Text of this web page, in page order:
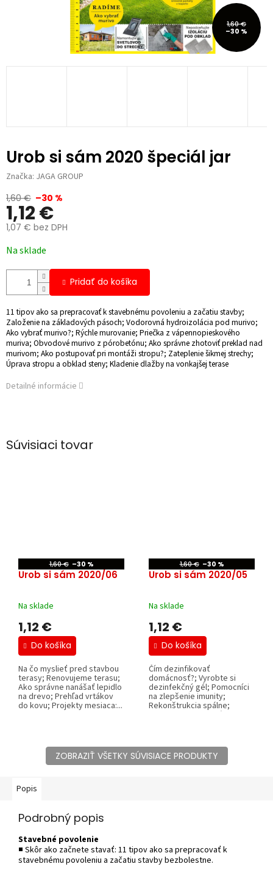
1,60 €
–30 %
Urob si sám 2020 špeciál jar
Značka: JAGA GROUP
1,60 € –30 %
1,12 €
1,07 € bez DPH
cena:
Na sklade
Pridať do košíka
11 tipov ako sa prepracovať k stavebnému povoleniu a začatiu stavby;
Založenie na základových pásoch; Vodorovná hydroizolácia pod murivo;
Ako vybrať murivo?; Rýchle murovanie; Priečka z vápennopieskového
muriva; Obvodové murivo z pórobetónu; Ako správne zhotoviť preklad nad
murivom; Ako postupovať pri montáži stropu?; Zateplenie šikmej strechy;
Úprava stropu a obklad steny; Kladenie dlažby na vonkajšej terase
Detailné informácie
Súvisiaci tovar
1,60 € –30 %
Urob si sám 2020/06
Na sklade
1,12 €
Do košíka
Na čo myslieť pred stavbou
terasy; Renovujeme terasu;
Ako správne nanášať lepidlo
na drevo; Prehľad vrtákov
do kovu; Projekty mesiaca:...
1,60 € –30 %
Urob si sám 2020/05
Na sklade
1,12 €
Do košíka
Čím dezinfikovať
domácnosť?; Vyrobte si
dezinfekčný gél; Pomocníci
na zlepšenie imunity;
Rekonštrukcia spálne;
Obklad steny laminátovou...
ZOBRAZIŤ VŠETKY SÚVISIACE PRODUKTY
Popis
Podrobný popis
Stavebné povolenie
■ Skôr ako začnete stavať: 11 tipov ako sa prepracovať k
stavebnému povoleniu a začatiu stavby bezbolestne.